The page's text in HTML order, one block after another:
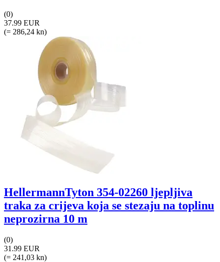
(0)
37.99 EUR
(= 286,24 kn)
HellermannTyton 354-02260 ljepljiva
traka za crijeva koja se stezaju na toplinu
neprozirna 10 m
(0)
31.99 EUR
(= 241,03 kn)